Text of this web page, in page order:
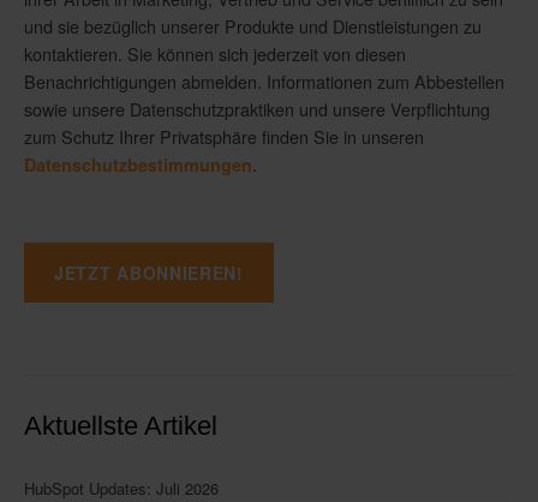
und sie bezüglich unserer Produkte und Dienstleistungen zu
kontaktieren. Sie können sich jederzeit von diesen
Benachrichtigungen abmelden. Informationen zum Abbestellen
sowie unsere Datenschutzpraktiken und unsere Verpflichtung
zum Schutz Ihrer Privatsphäre finden Sie in unseren
Datenschutzbestimmungen.
Aktuellste Artikel
HubSpot Updates: Juli 2026